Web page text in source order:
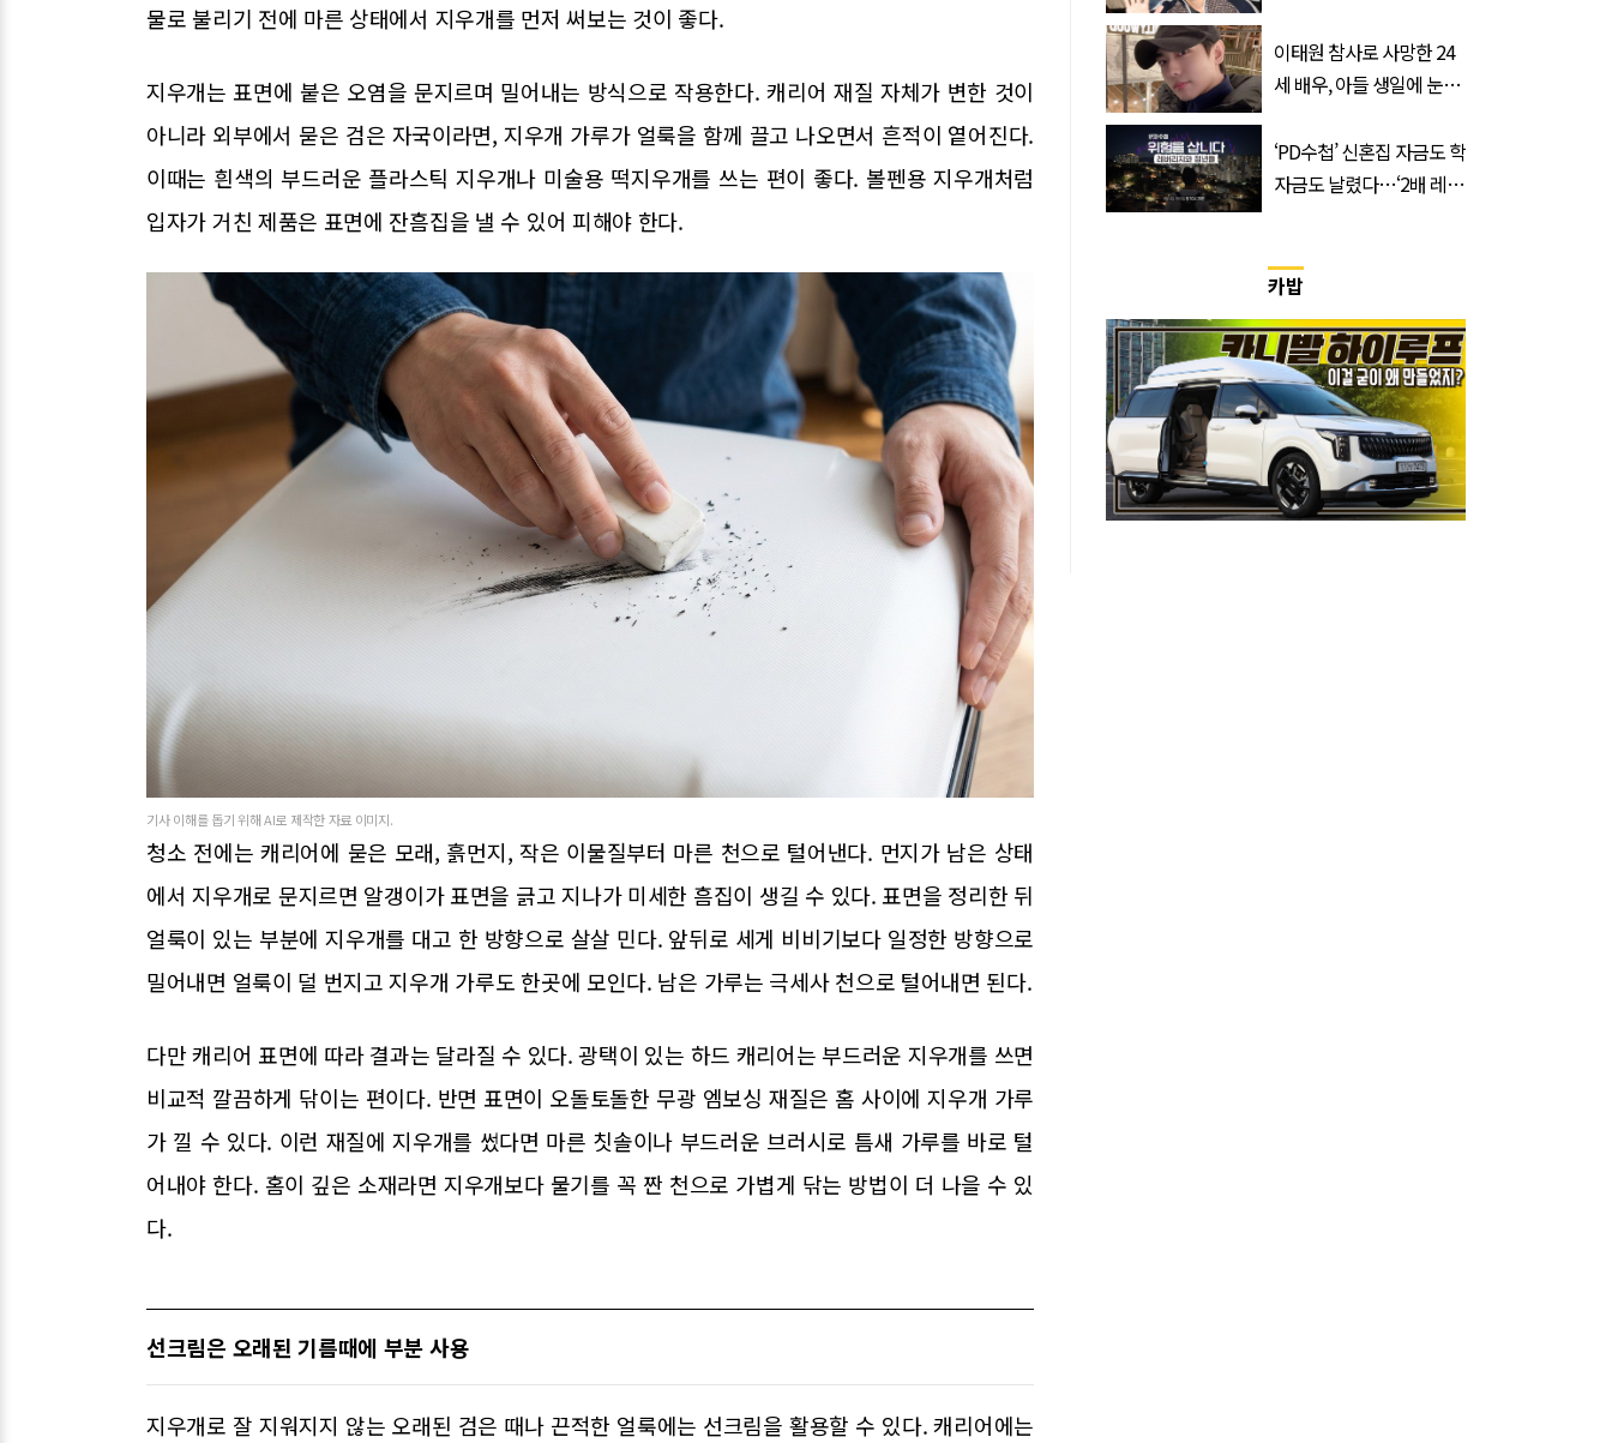
물로 불리기 전에 마른 상태에서 지우개를 먼저 써보는 것이 좋다.
지우개는 표면에 붙은 오염을 문지르며 밀어내는 방식으로 작용한다. 캐리어 재질 자체가 변한 것이
아니라 외부에서 묻은 검은 자국이라면, 지우개 가루가 얼룩을 함께 끌고 나오면서 흔적이 옅어진다.
이때는 흰색의 부드러운 플라스틱 지우개나 미술용 떡지우개를 쓰는 편이 좋다. 볼펜용 지우개처럼
입자가 거친 제품은 표면에 잔흠집을 낼 수 있어 피해야 한다.
기사 이해를 돕기 위해 AI로 제작한 자료 이미지.
청소 전에는 캐리어에 묻은 모래, 흙먼지, 작은 이물질부터 마른 천으로 털어낸다. 먼지가 남은 상태
에서 지우개로 문지르면 알갱이가 표면을 긁고 지나가 미세한 흠집이 생길 수 있다. 표면을 정리한 뒤
얼룩이 있는 부분에 지우개를 대고 한 방향으로 살살 민다. 앞뒤로 세게 비비기보다 일정한 방향으로
밀어내면 얼룩이 덜 번지고 지우개 가루도 한곳에 모인다. 남은 가루는 극세사 천으로 털어내면 된다.
다만 캐리어 표면에 따라 결과는 달라질 수 있다. 광택이 있는 하드 캐리어는 부드러운 지우개를 쓰면
비교적 깔끔하게 닦이는 편이다. 반면 표면이 오돌토돌한 무광 엠보싱 재질은 홈 사이에 지우개 가루
가 낄 수 있다. 이런 재질에 지우개를 썼다면 마른 칫솔이나 부드러운 브러시로 틈새 가루를 바로 털
어내야 한다. 홈이 깊은 소재라면 지우개보다 물기를 꼭 짠 천으로 가볍게 닦는 방법이 더 나을 수 있
다.
선크림은 오래된 기름때에 부분 사용
지우개로 잘 지워지지 않는 오래된 검은 때나 끈적한 얼룩에는 선크림을 활용할 수 있다. 캐리어에는
이태원 참사로 사망한 24
세 배우, 아들 생일에 눈물
‘PD수첩’ 신혼집 자금도 학
자금도 날렸다…‘2배 레버
카밥